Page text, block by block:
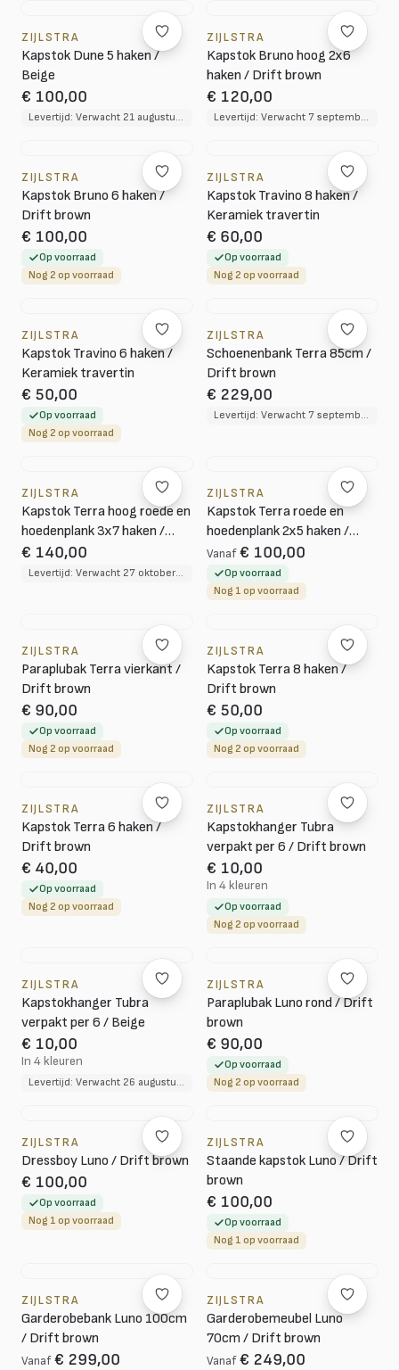
ZIJLSTRA
Kapstok Dune 5 haken /
Beige
€ 100,00
Levertijd: Verwacht 21 augustus 2026
ZIJLSTRA
Kapstok Bruno hoog 2x6
haken / Drift brown
€ 120,00
Levertijd: Verwacht 7 september 2026
ZIJLSTRA
Kapstok Bruno 6 haken /
Drift brown
€ 100,00
Op voorraad
Nog 2 op voorraad
ZIJLSTRA
Kapstok Travino 8 haken /
Keramiek travertin
€ 60,00
Op voorraad
Nog 2 op voorraad
ZIJLSTRA
Kapstok Travino 6 haken /
Keramiek travertin
€ 50,00
Op voorraad
Nog 2 op voorraad
ZIJLSTRA
Schoenenbank Terra 85cm /
Drift brown
€ 229,00
Levertijd: Verwacht 7 september 2026
ZIJLSTRA
Kapstok Terra hoog roede en
hoedenplank 3x7 haken /
Melamine travertine
€ 140,00
Levertijd: Verwacht 27 oktober 2026
ZIJLSTRA
Kapstok Terra roede en
hoedenplank 2x5 haken /
Melamine travertine
Vanaf € 100,00
Op voorraad
Nog 1 op voorraad
ZIJLSTRA
Paraplubak Terra vierkant /
Drift brown
€ 90,00
Op voorraad
Nog 2 op voorraad
ZIJLSTRA
Kapstok Terra 8 haken /
Drift brown
€ 50,00
Op voorraad
Nog 2 op voorraad
ZIJLSTRA
Kapstok Terra 6 haken /
Drift brown
€ 40,00
Op voorraad
Nog 2 op voorraad
ZIJLSTRA
Kapstokhanger Tubra
verpakt per 6 / Drift brown
€ 10,00
In 4 kleuren
Op voorraad
Nog 2 op voorraad
ZIJLSTRA
Kapstokhanger Tubra
verpakt per 6 / Beige
€ 10,00
In 4 kleuren
Levertijd: Verwacht 26 augustus 2026
ZIJLSTRA
Paraplubak Luno rond / Drift
brown
€ 90,00
Op voorraad
Nog 2 op voorraad
ZIJLSTRA
Dressboy Luno / Drift brown
€ 100,00
Op voorraad
Nog 1 op voorraad
ZIJLSTRA
Staande kapstok Luno / Drift
brown
€ 100,00
Op voorraad
Nog 1 op voorraad
ZIJLSTRA
Garderobebank Luno 100cm
/ Drift brown
Vanaf € 299,00
ZIJLSTRA
Garderobemeubel Luno
70cm / Drift brown
Vanaf € 249,00